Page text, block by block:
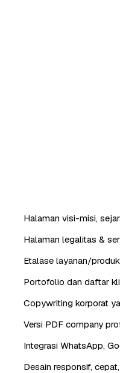
Halaman visi-misi,
Halaman legalitas &
Etalase layanan/
Portofolio dan daftar
Copywriting korporat
Versi PDF company
Integrasi WhatsApp,
Desain responsif,